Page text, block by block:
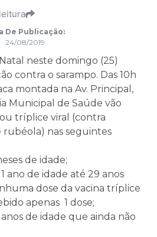
De Publicação:
24/08/2019
neste domingo (25)
contra o sarampo. Das 10h
montada na Av. Principal,
Municipal de Saúde vão
tríplice viral (contra
rubéola) nas seguintes
de idade;
ano de idade até 29 anos
dose da vacina tríplice
apenas 1 dose;
anos de idade que ainda não